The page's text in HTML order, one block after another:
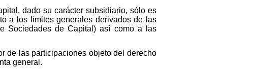
dado su carácter subsidiario, sólo es
a los límites generales derivados de las
Sociedades de Capital) así como a las
de las participaciones objeto del derecho
general.